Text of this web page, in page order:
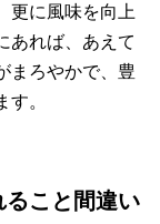
、更に風味を向上
あれば、あえて
まろやかで、豊
。
こと間違い